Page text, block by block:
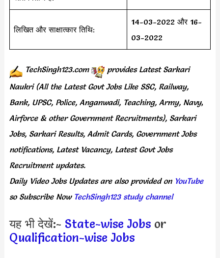
लिखित और साक्षात्कार तिथि:
14-03-2022 और 16-
03-2022
TechSingh123.com provides Latest Sarkari
Naukri (All the Latest Govt Jobs Like SSC, Railway,
Bank, UPSC, Police, Anganwadi, Teaching, Army, Navy,
Airforce & other Government Recruitments), Sarkari
Jobs, Sarkari Results, Admit Cards, Government Jobs
notifications, Latest Vacancy, Latest Govt Jobs
Recruitment updates.
Daily Video Jobs Updates are also provided onYouTube
so Subscribe Now TechSingh123 study channel
यह भी देखें:- State-wise Jobs or
Qualification-wise Jobs